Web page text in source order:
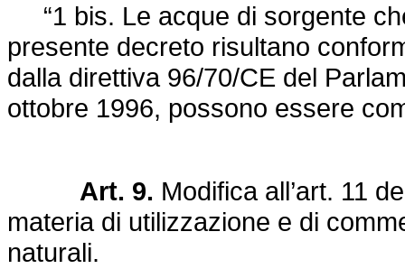
“1 bis. Le acque di sorgente
presente decreto risultano
dalla direttiva 96/70/CE del
ottobre 1996, possono essere
Art. 9. Modifica all’art. 11
materia di utilizzazione e di
naturali.